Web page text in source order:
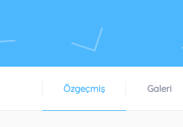
Özgeçmiş Galeri